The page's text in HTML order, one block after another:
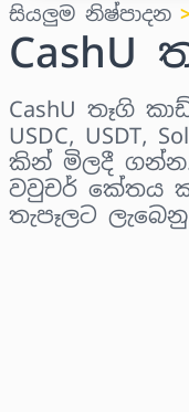
සියලුම නිෂ්පාදන
CashU
CashU තෑගි
USDC, USDT,
කින් මිලදී
වවුචර් කේතය
තැපෑලට